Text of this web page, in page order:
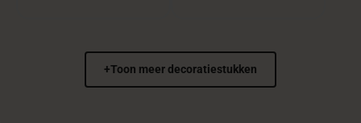
+Toon meer decoratiestukken